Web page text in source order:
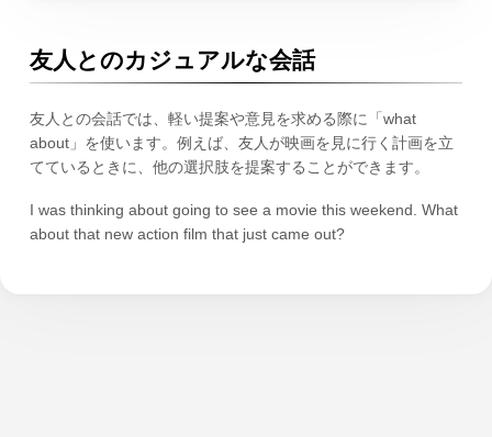
友人とのカジュアルな会話
友人との会話では、軽い提案や意見を求める際に「what
about」を使います。例えば、友人が映画を見に行く計画を立
てているときに、他の選択肢を提案することができます。
I was thinking about going to see a movie this weekend. What
about that new action film that just came out?